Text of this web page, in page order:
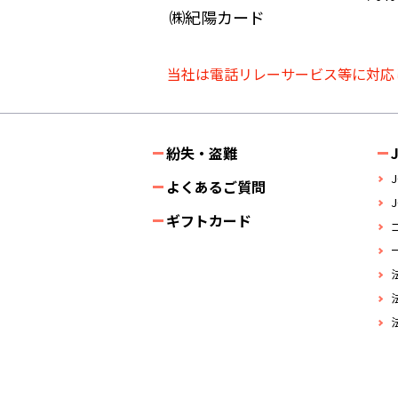
㈱紀陽カード
当社は電話リレーサービス等に対
紛失・盗難
よくあるご質問
ギフトカード